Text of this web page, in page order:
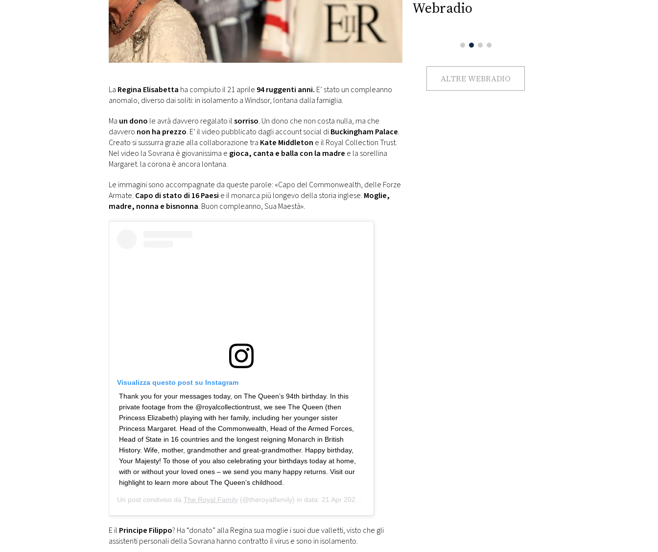
DI
MONACO
RMC
CONSIGLIA
La Regina Elisabetta ha compiuto il 21 aprile 94 ruggenti anni. E’ stato un compleanno
anomalo, diverso dai soliti: in isolamento a Windsor, lontana dalla famiglia.
Ma un dono le avrà davvero regalato ilsorriso. Un dono che non costa nulla, ma che
davvero non ha prezzo. E’ il video pubblicato dagli account social diBuckingham Palace.
Creato si sussurra grazie alla collaborazione tra Kate Middleton e il Royal Collection Trust.
Nel video la Sovrana è giovanissima e gioca, canta e balla con la madre e la sorellina
Margaret. la corona è ancora lontana.
Le immagini sono accompagnate da queste parole: «Capo del Commonwealth, delle Forze
Armate. Capo di stato di 16 Paesi e il monarca più longevo della storia inglese. Moglie,
madre, nonna e bisnonna. Buon compleanno, Sua Maestà».
Visualizza questo post su Instagram
Thank you for your messages today, on The Queen’s 94th birthday. In this
private footage from the @royalcollectiontrust, we see The Queen (then
Princess Elizabeth) playing with her family, including her younger sister
Princess Margaret. Head of the Commonwealth, Head of the Armed Forces,
Head of State in 16 countries and the longest reigning Monarch in British
History. Wife, mother, grandmother and great-grandmother. Happy birthday,
Your Majesty! To those of you also celebrating your birthdays today at home,
with or without your loved ones – we send you many happy returns. Visit our
highlight to learn more about The Queen’s childhood.
Un post condiviso da The Royal Family (@theroyalfamily) in data: 21 Apr 2020 alle ore 2:31 PDT
E il Principe Filippo? Ha “donato” alla Regina sua moglie i suoi due valletti, visto che gli
assistenti personali della Sovrana hanno contratto il virus e sono in isolamento.
Webradio
ALTRE WEBRADIO